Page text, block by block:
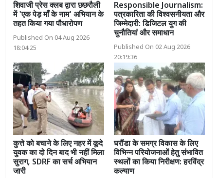
शिवाजी प्रेस क्लब द्वारा छछरौली
में 'एक पेड़ माँ के नाम' अभियान के
तहत किया गया पौधारोपण
Published On 04 Aug 2026
18:04:25
Responsible Journalism:
पत्रकारिता की विश्वसनीयता और
जिम्मेदारी: डिजिटल युग की
चुनौतियां और समाधान
Published On 02 Aug 2026
20:19:36
कुत्ते को बचाने के लिए नहर में कूदे
युवक का दो दिन बाद भी नहीं मिला
सुराग, SDRF का सर्च अभियान
जारी
घरौंडा के समग्र विकास के लिए
विभिन्न परियोजनाओं हेतु संभावित
स्थलों का किया निरीक्षण: हरविंद्र
कल्याण